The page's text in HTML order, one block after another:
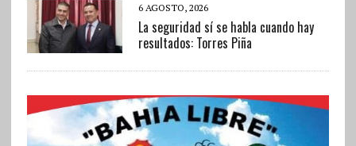
6 AGOSTO, 2026
La seguridad sí se habla cuando hay
resultados: Torres Piña